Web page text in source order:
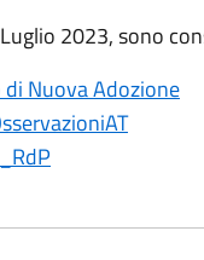
2023, sono
Nuova Adozione